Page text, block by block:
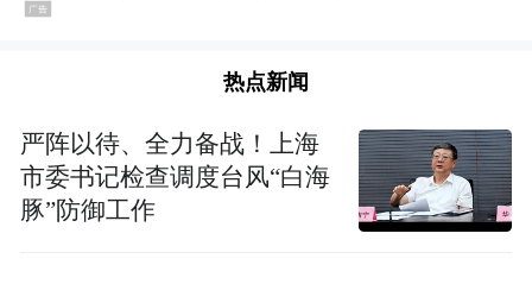
市 NOA 功能。
热点新闻
严阵以待、全力备战！上海
市委书记检查调度台风“白海
豚”防御工作